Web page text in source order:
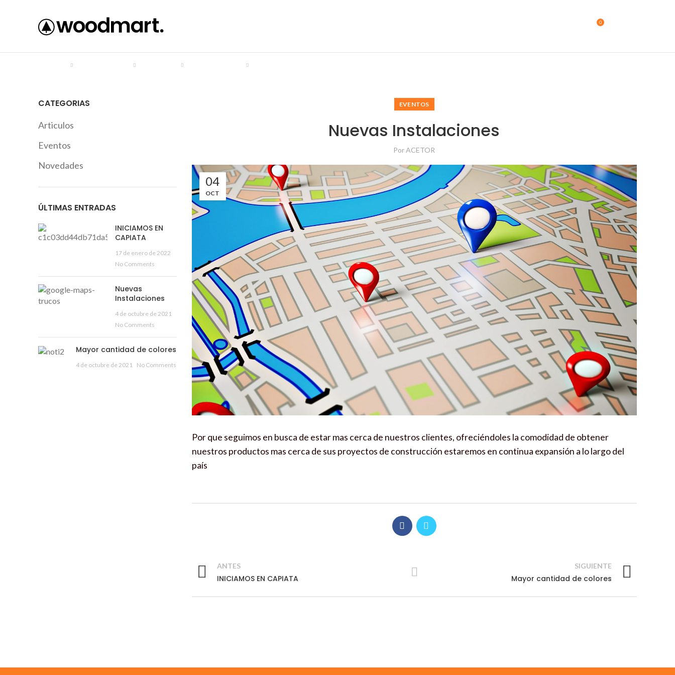
0
EVENTOS
Nuevas Instalaciones
PorACETOR
04
OCT
Por que seguimos en busca de estar mas cerca de nuestros clientes, ofreciéndoles la comodidad de obtener
nuestros productos mas cerca de sus proyectos de construcción estaremos en continua expansión a lo largo del
país
ANTES
INICIAMOS EN CAPIATA
SIGUIENTE
Mayor cantidad de colores
CATEGORIAS
Articulos
Eventos
Novedades
ÚLTIMAS ENTRADAS
INICIAMOS EN
CAPIATA
17 de enero de 2022
No Comments
Nuevas
Instalaciones
4 de octubre de 2021
No Comments
Mayor cantidad de colores
4 de octubre de 2021 No Comments